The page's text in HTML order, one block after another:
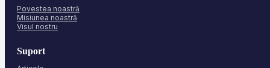
Povestea noastră
Misiunea noastră
Visul nostru
Suport